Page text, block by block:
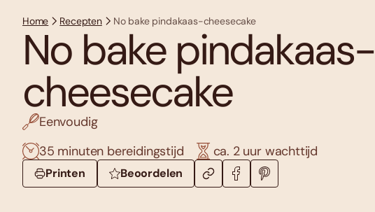
Home Recepten No bake pindakaas-cheesecake
No bake pindakaas-
cheesecake
Eenvoudig
35 minuten bereidingstijd
ca. 2 uur wachttijd
Printen Beoordelen